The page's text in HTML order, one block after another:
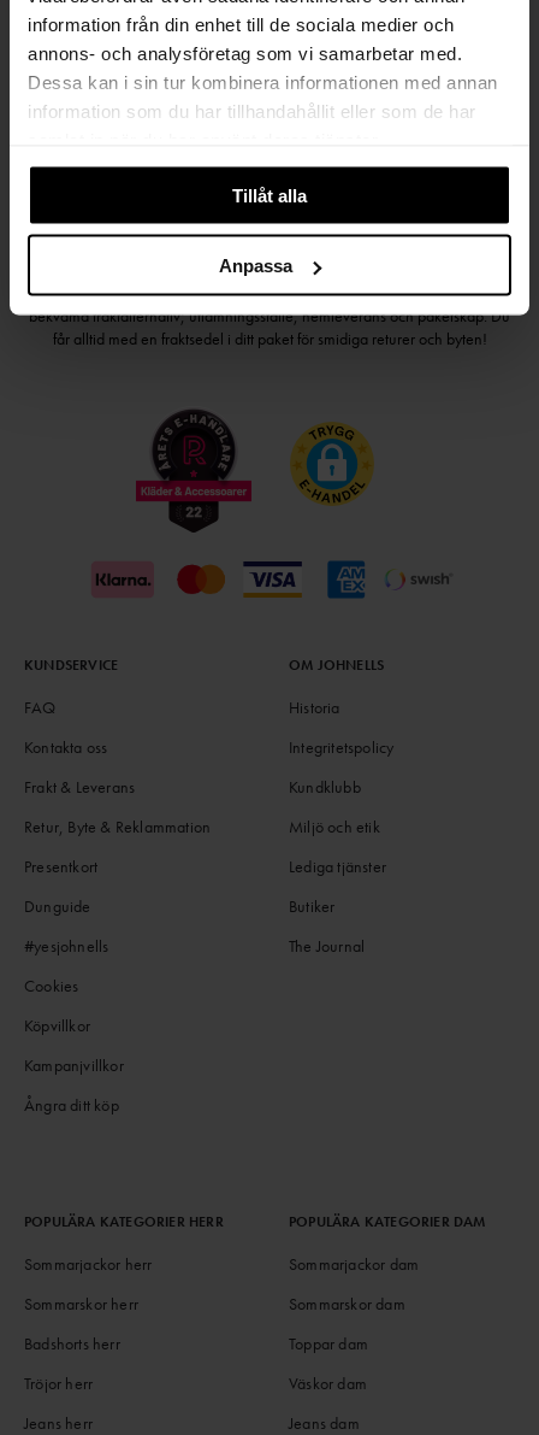
information från din enhet till de sociala medier och
annons- och analysföretag som vi samarbetar med.
Dessa kan i sin tur kombinera informationen med annan
information som du har tillhandahållit eller som de har
Tillåt alla
Anpassa
Håll dig uppdaterad
PRENUMERERA PÅ VÅRT NYHETSBREV
Kvinna Man
HANDLA TRYGGT OCH SMIDIGT
Välj det betalsätt som passar dig med Klarna. Vi på Johnells erbjuder flera
bekväma fraktalternativ; utlämningsställe, hemleverans och paketskåp. Du
får alltid med en fraktsedel i ditt paket för smidiga returer och byten!
KUNDSERVICE
FAQ
Kontakta oss
Frakt & Leverans
Retur, Byte & Reklammation
Presentkort
Dunguide
#yesjohnells
Cookies
Köpvillkor
Kampanjvillkor
Ångra ditt köp
OM JOHNELLS
Historia
Integritetspolicy
Kundklubb
Miljö och etik
Lediga tjänster
Butiker
The Journal
POPULÄRA KATEGORIER HERR
Sommarjackor herr
Sommarskor herr
Badshorts herr
Tröjor herr
Jeans herr
POPULÄRA KATEGORIER DAM
Sommarjackor dam
Sommarskor dam
Toppar dam
Väskor dam
Jeans dam